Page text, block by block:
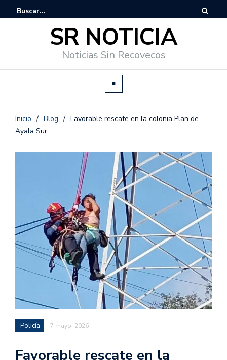
SR NOTICIA
Noticias Sin Recovecos
Inicio / Blog / Favorable rescate en la colonia Plan de
Ayala Sur.
Policía 7 mayo, 2026
Favorable rescate en la